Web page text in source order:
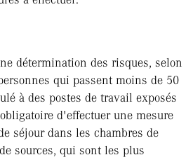
détermination des risques, selon
qui passent moins de 50
à des postes de travail exposés
d'effectuer une mesure
séjour dans les chambres de
sources, qui sont les plus